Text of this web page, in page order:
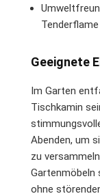
Tenderflame
Geeignete
Im Garten
Tischkamin
Abenden, um
zu
ohne